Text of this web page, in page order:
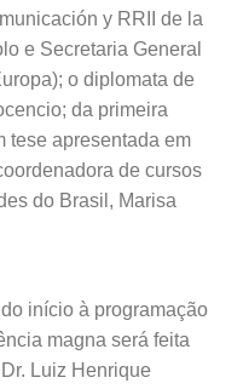
y RRII de la
e Secretaria General
o diplomata de
da primeira
tese apresentada em
de cursos
do Brasil, Marisa
início à programação
magna será feita
Luiz Henrique